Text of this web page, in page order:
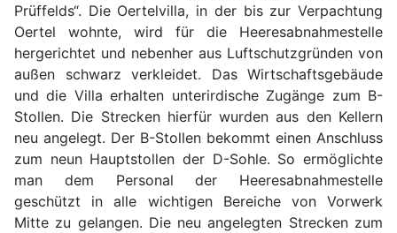
Prüffelds“. Die Oertelvilla, in der bis zur Verpachtung
Oertel wohnte, wird für die Heeresabnahmestelle
hergerichtet und nebenher aus Luftschutzgründen von
außen schwarz verkleidet. Das Wirtschaftsgebäude
und die Villa erhalten unterirdische Zugänge zum B-
Stollen. Die Strecken hierfür wurden aus den Kellern
neu angelegt. Der B-Stollen bekommt einen Anschluss
zum neun Hauptstollen der D-Sohle. So ermöglichte
man dem Personal der Heeresabnahmestelle
geschützt in alle wichtigen Bereiche von Vorwerk
Mitte zu gelangen. Die neu angelegten Strecken zum